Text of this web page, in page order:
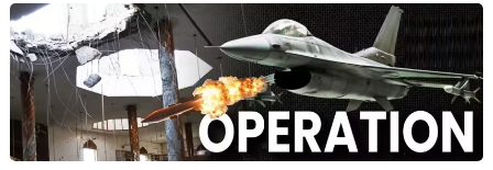
நெட்டிசன்கள் அறிவுரை..!